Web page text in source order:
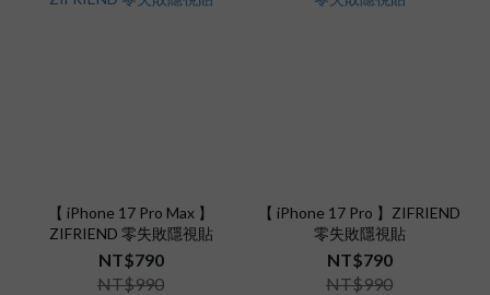
【 iPhone 17 Pro Max 】
ZIFRIEND 零失敗隱視貼
NT$790
NT$990
【 iPhone 17 Pro 】ZIFRIEND
零失敗隱視貼
NT$790
NT$990